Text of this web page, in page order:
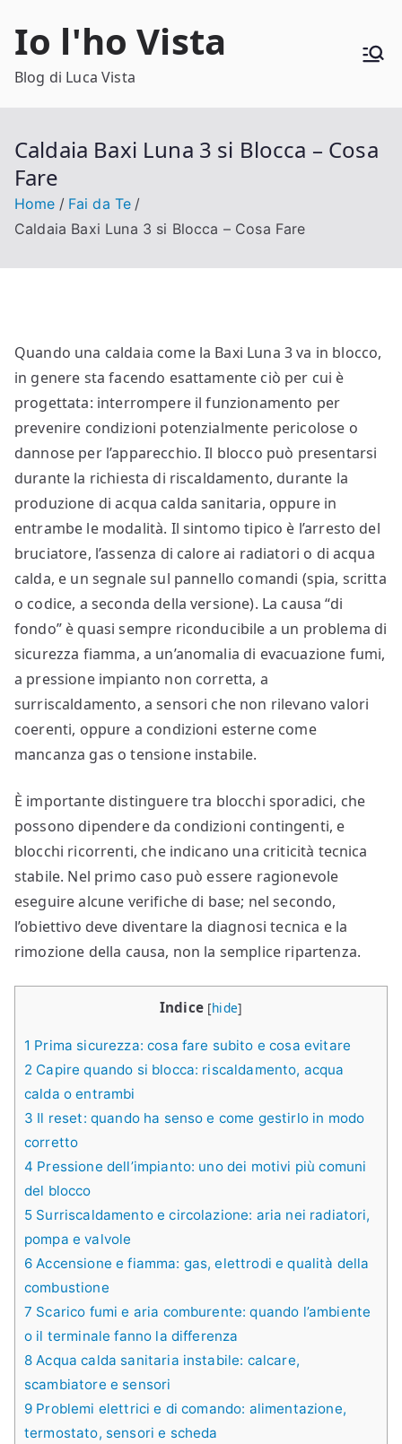
Io l'ho Vista
Blog di Luca Vista
Caldaia Baxi Luna 3 si Blocca – Cosa
Fare
Home
Fai da Te
Caldaia Baxi Luna 3 si Blocca – Cosa Fare
Quando una caldaia come la Baxi Luna 3 va in blocco,
in genere sta facendo esattamente ciò per cui è
progettata: interrompere il funzionamento per
prevenire condizioni potenzialmente pericolose o
dannose per l’apparecchio. Il blocco può presentarsi
durante la richiesta di riscaldamento, durante la
produzione di acqua calda sanitaria, oppure in
entrambe le modalità. Il sintomo tipico è l’arresto del
bruciatore, l’assenza di calore ai radiatori o di acqua
calda, e un segnale sul pannello comandi (spia, scritta
o codice, a seconda della versione). La causa “di
fondo” è quasi sempre riconducibile a un problema di
sicurezza fiamma, a un’anomalia di evacuazione fumi,
a pressione impianto non corretta, a
surriscaldamento, a sensori che non rilevano valori
coerenti, oppure a condizioni esterne come
mancanza gas o tensione instabile.
È importante distinguere tra blocchi sporadici, che
possono dipendere da condizioni contingenti, e
blocchi ricorrenti, che indicano una criticità tecnica
stabile. Nel primo caso può essere ragionevole
eseguire alcune verifiche di base; nel secondo,
l’obiettivo deve diventare la diagnosi tecnica e la
rimozione della causa, non la semplice ripartenza.
Indice [hide]
1 Prima sicurezza: cosa fare subito e cosa evitare
2 Capire quando si blocca: riscaldamento, acqua
calda o entrambi
3 Il reset: quando ha senso e come gestirlo in modo
corretto
4 Pressione dell’impianto: uno dei motivi più comuni
del blocco
5 Surriscaldamento e circolazione: aria nei radiatori,
pompa e valvole
6 Accensione e fiamma: gas, elettrodi e qualità della
combustione
7 Scarico fumi e aria comburente: quando l’ambiente
o il terminale fanno la differenza
8 Acqua calda sanitaria instabile: calcare,
scambiatore e sensori
9 Problemi elettrici e di comando: alimentazione,
termostato, sensori e scheda